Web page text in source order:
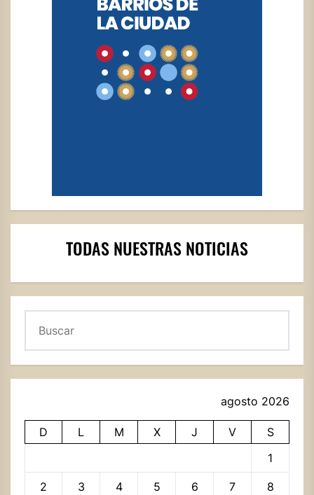
TODAS NUESTRAS NOTICIAS
agosto 2026
D L M X J V
S
1
2 3 4 5 6 7 8